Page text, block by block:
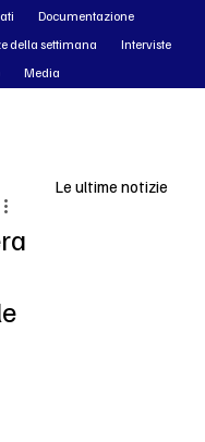
Le ultime notizie
Documentazione
della settimana
Interviste
Media